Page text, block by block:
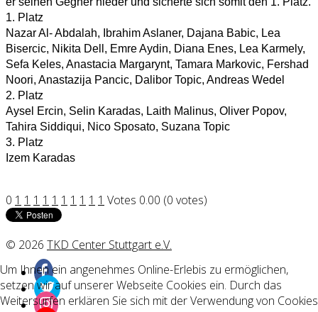
1. Platz
Nazar Al- Abdalah, Ibrahim Aslaner, Dajana Babic, Lea
Bisercic, Nikita Dell, Emre Aydin, Diana Enes, Lea Karmely,
Sefa Keles, Anastacia Margarynt, Tamara Markovic, Fershad
Noori, Anastazija Pancic, Dalibor Topic, Andreas Wedel
2. Platz
Aysel Ercin, Selin Karadas, Laith Malinus, Oliver Popov,
Tahira Siddiqui, Nico Sposato, Suzana Topic
3. Platz
Izem Karadas
0 1 1 1 1 1 1 1 1 1 1 Votes 0.00 (0 votes)
© 2026 TKD Center Stuttgart e.V.
Um Ihnen ein angenehmes Online-Erlebis zu ermöglichen,
setzen wir auf unserer Webseite Cookies ein. Durch das
Weitersurfen erklären Sie sich mit der Verwendung von Cookies